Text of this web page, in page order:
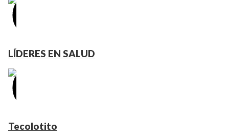
LÍDERES EN SALUD
Tecolotito